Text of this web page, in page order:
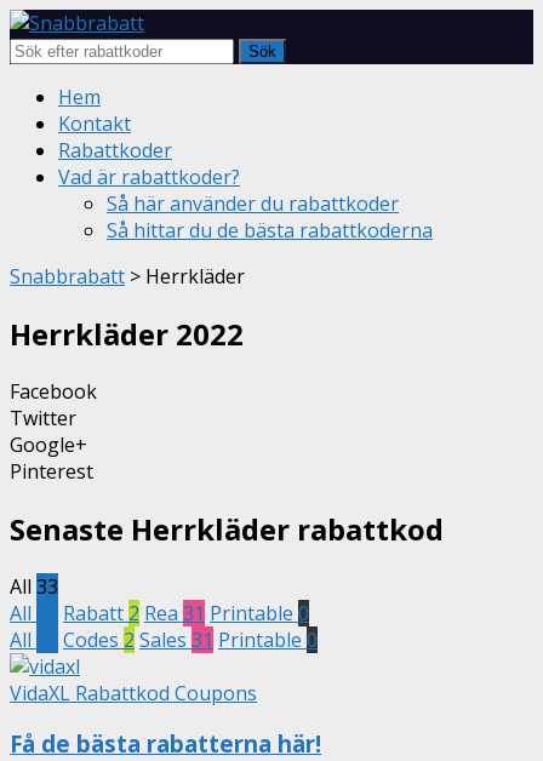
Sök
Skip
content
Hem
Kontakt
Rabattkoder
Vad är rabattkoder?
Så här använder du rabattkoder
Så hittar du de bästa rabattkoderna
Snabbrabatt > Herrkläder
Herrkläder 2022
Facebook
Twitter
Google+
Pinterest
Senaste Herrkläder rabattkod
All 33
All
Rabatt 2 Rea 31 Printable 0
All
Codes 2 Sales 31 Printable 0
VidaXL Rabattkod Coupons
Få de bästa rabatterna här!